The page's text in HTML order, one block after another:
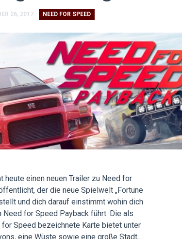
26, 2017 NEED FOR SPEED
heute einen neuen Trailer zu Need for
der die neue Spielwelt „Fortune
und dich darauf einstimmt wohin dich
Need for Speed Payback führt. Die als
Speed bezeichnete Karte bietet unter
eine Wüste sowie eine große Stadt,…